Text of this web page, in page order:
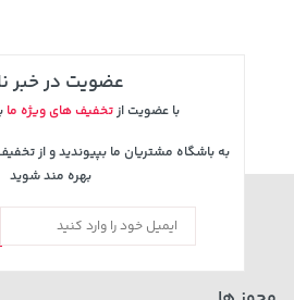
104,880,000 تومان خرید
عضویت در خبر
با عضویت ازتخفیف های ویژه ما
به باشگاه مشتریان ما بپیوندید و از
بهره مند شوید